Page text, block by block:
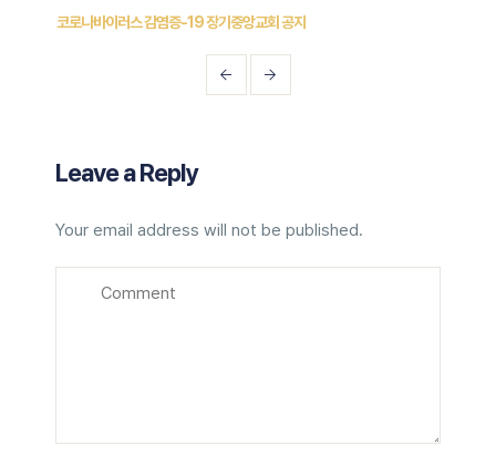
코로나바이러스 감염증-19 장기중앙교회 공지
Leave a Reply
Your email address will not be published.